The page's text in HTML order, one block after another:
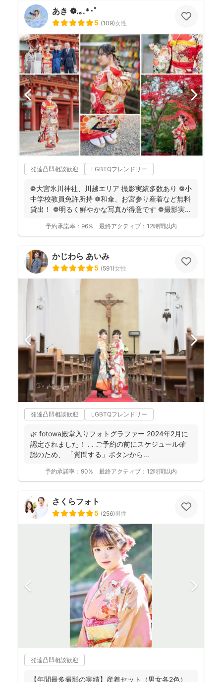
あき ❁.｡.*･ﾟ
5 (109)女性
発達凸凹相談歓迎 LGBTQフレンドリー
❁大宮氷川神社、川越エリア 撮影実績多数あり ❁小
中学校教員免許所持 ❁和傘、お宮参り産着など無料
貸出！ ❁明るく鮮やかな写真が得意です ❁撮影実...
予約承諾率： 96% 最終アクティブ： 12時間以内
かじわら あいみ
5 (591)女性
発達凸凹相談歓迎 LGBTQフレンドリー
🌿 fotowa殿堂入りフォトグラファー 2024年2月に
認定されました！ . . ご予約の前にスケジュール確
認のため、 「質問する」ボタンから...
予約承諾率： 90% 最終アクティブ： 12時間以内
さくらフォト
5 (256)男性
発達凸凹相談歓迎
【年間最多撮影の実績】産着セット（男女各2色）